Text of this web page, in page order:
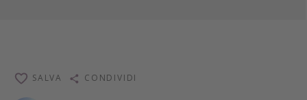
SALVA CONDIVIDI